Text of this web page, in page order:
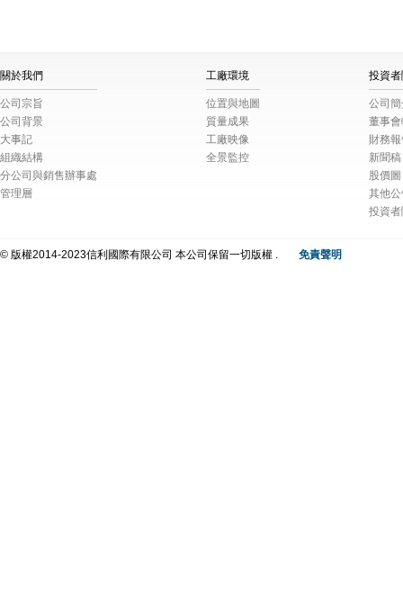
關於我們
公司宗旨
公司背景
大事記
組織結構
分公司與銷售辦事處
管理層
工廠環境
位置與地圖
質量成果
工廠映像
全景監控
投資
公司
董事
財務
新聞稿
股價圖
其他
投資
© 版權2014-2023信利國際有限公司 本公司保留一切版權 . 免責聲明